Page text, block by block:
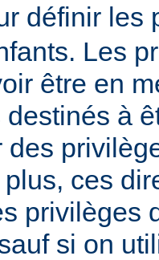
définir les
Les
être en
à
des
ces
privilèges
si on